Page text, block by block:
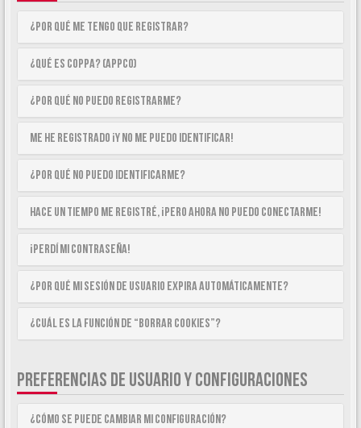
¿Por qué me tengo que registrar?
¿Qué es COPPA? (APPCO)
¿Por qué no puedo registrarme?
Me he registrado ¡y no me puedo identificar!
¿Por qué no puedo identificarme?
Hace un tiempo me registré, ¡pero ahora no puedo conectarme!
¡Perdí mi contraseña!
¿Por qué mi sesión de usuario expira automáticamente?
¿Cuál es la función de “Borrar cookies”?
PREFERENCIAS DE USUARIO Y CONFIGURACIONES
¿Cómo se puede cambiar mi configuración?